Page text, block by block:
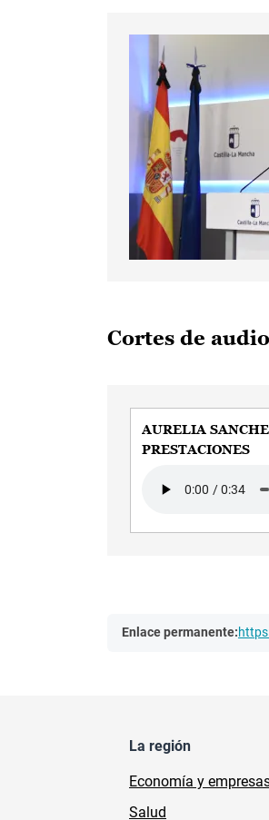
Cortes de audio
AURELIA
PRESTACIONES
Enlace permanente:
La región
Economía y
Salud